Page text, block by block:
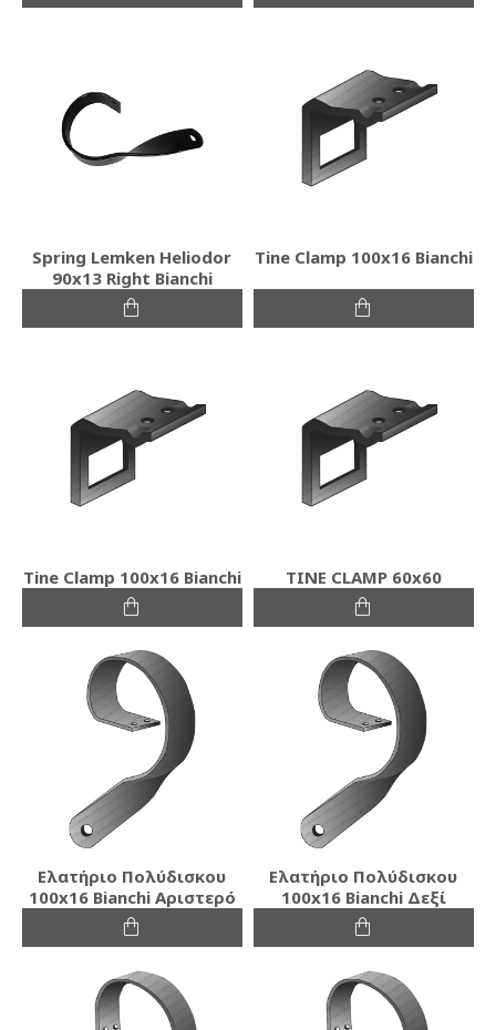
Spring Lemken Heliodor
90x13 Right Bianchi
Tine Clamp 100x16 Bianchi
Tine Clamp 100x16 Bianchi TINE CLAMP 60x60
Ελατήριο Πολύδισκου
100x16 Bianchi Αριστερό
Ελατήριο Πολύδισκου
100x16 Bianchi Δεξί